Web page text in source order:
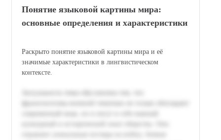
Понятие языковой картины мира:
основные определения и характеристики
Раскрыто понятие языковой картины мира и её
значимые характеристики в лингвистическом
контексте.